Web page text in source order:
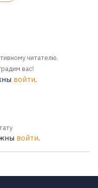
читателю.
вас!
войти.
войти.